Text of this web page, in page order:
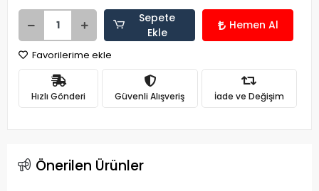
Sepete
Ekle
Hemen Al
Favorilerime ekle
Hızlı Gönderi Güvenli Alışveriş İade ve Değişim
Önerilen Ürünler